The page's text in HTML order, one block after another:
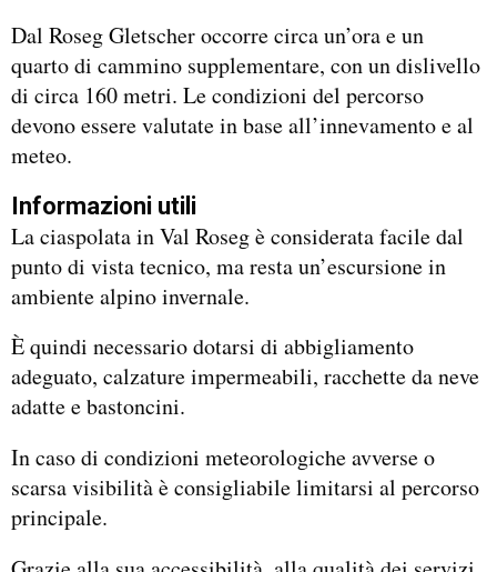
Dal Roseg Gletscher occorre circa un’ora e un
quarto di cammino supplementare, con un dislivello
di circa 160 metri. Le condizioni del percorso
devono essere valutate in base all’innevamento e al
meteo.
Informazioni utili
La ciaspolata in Val Roseg è considerata facile dal
punto di vista tecnico, ma resta un’escursione in
ambiente alpino invernale.
È quindi necessario dotarsi di abbigliamento
adeguato, calzature impermeabili, racchette da neve
adatte e bastoncini.
In caso di condizioni meteorologiche avverse o
scarsa visibilità è consigliabile limitarsi al percorso
principale.